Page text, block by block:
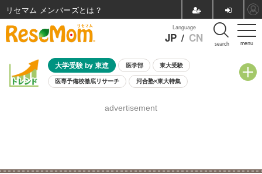
menu
Language
JP / CN search
大学受験 by 東進 医学部 東大受験
医専予備校徹底リサーチ 河合塾×東大特集
8月開催学校説明会・相談会
advertisement
リセマム メンバーズ